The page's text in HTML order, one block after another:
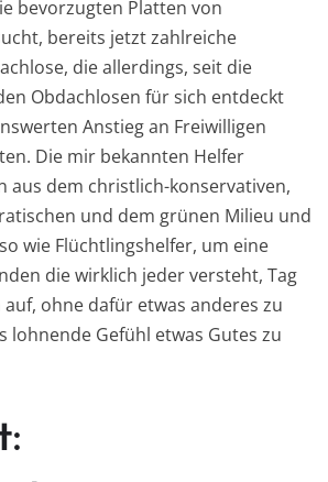
bevorzugten Platten von
bereits jetzt zahlreiche
die allerdings, seit die
Obdachlosen für sich entdeckt
Anstieg an Freiwilligen
Die mir bekannten Helfer
aus dem christlich-konservativen,
und dem grünen Milieu und
wie Flüchtlingshelfer, um eine
die wirklich jeder versteht, Tag
auf, ohne dafür etwas anderes zu
lohnende Gefühl etwas Gutes zu